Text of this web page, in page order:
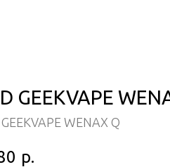
GEEKVAPE
WENAX Q
р.